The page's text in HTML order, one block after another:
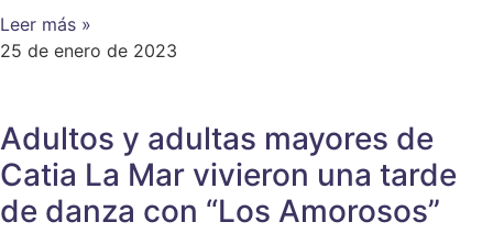
Leer más »
25 de enero de 2023
Adultos y adultas mayores de
Catia La Mar vivieron una tarde
de danza con “Los Amorosos”